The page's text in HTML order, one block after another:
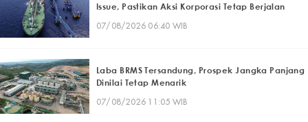
Issue, Pastikan Aksi Korporasi Tetap Berjalan
07/08/2026 06:40 WIB
Laba BRMS Tersandung, Prospek Jangka Panjang
Dinilai Tetap Menarik
07/08/2026 11:05 WIB